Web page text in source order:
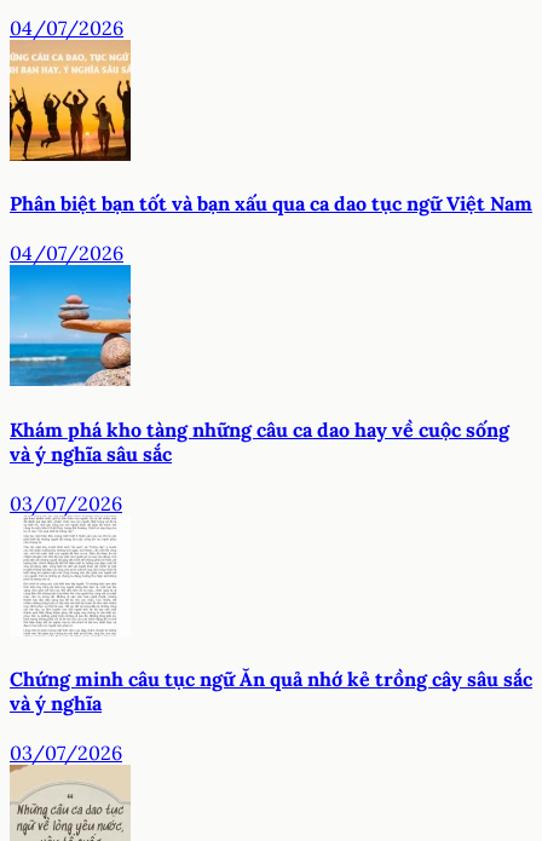
04/07/2026
Phân biệt bạn tốt và bạn xấu qua ca dao tục ngữ Việt Nam
04/07/2026
Khám phá kho tàng những câu ca dao hay về cuộc sống
và ý nghĩa sâu sắc
03/07/2026
Chứng minh câu tục ngữ Ăn quả nhớ kẻ trồng cây sâu sắc
và ý nghĩa
03/07/2026